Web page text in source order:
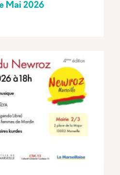
Mai 2026